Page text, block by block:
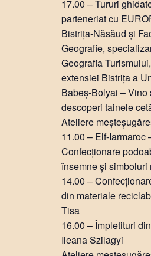
17.00 – Tururi
parteneriat cu
Bistrița-Năsăud și
Geografie,
Geografia
extensiei Bistrița a
Babeș-Bolyai – Vino
descoperi tainele
Ateliere
11.00 – Elf-Iarmaroc
Confecționare
însemne și simboluri
14.00 –
din materiale
Tisa
16.00 – Împletituri
Ileana Szilagyi